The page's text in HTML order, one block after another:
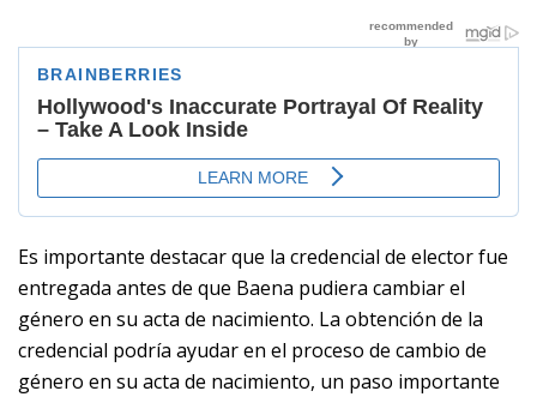
Es importante destacar que la credencial de elector fue
entregada antes de que Baena pudiera cambiar el
género en su acta de nacimiento. La obtención de la
credencial podría ayudar en el proceso de cambio de
género en su acta de nacimiento, un paso importante